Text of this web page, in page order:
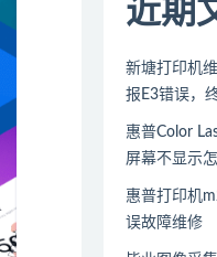
近期
新塘打印机
报E3错误，
惠普Color
屏幕不显示
惠普打印机
误故障维修